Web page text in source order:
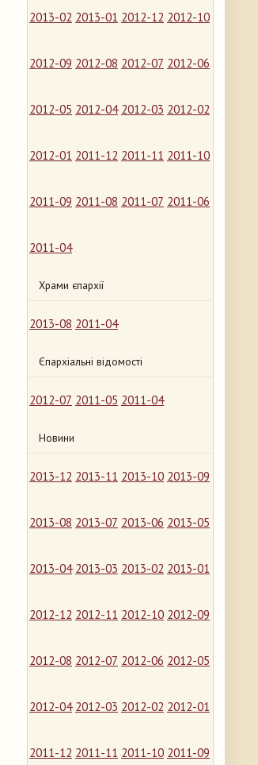
2013-02 2013-01 2012-12 2012-10
2012-09 2012-08 2012-07 2012-06
2012-05 2012-04 2012-03 2012-02
2012-01 2011-12 2011-11 2011-10
2011-09 2011-08 2011-07 2011-06
2011-04
Храми єпархії
2013-08 2011-04
Єпархіальні відомості
2012-07 2011-05 2011-04
Новини
2013-12 2013-11 2013-10 2013-09
2013-08 2013-07 2013-06 2013-05
2013-04 2013-03 2013-02 2013-01
2012-12 2012-11 2012-10 2012-09
2012-08 2012-07 2012-06 2012-05
2012-04 2012-03 2012-02 2012-01
2011-12 2011-11 2011-10 2011-09